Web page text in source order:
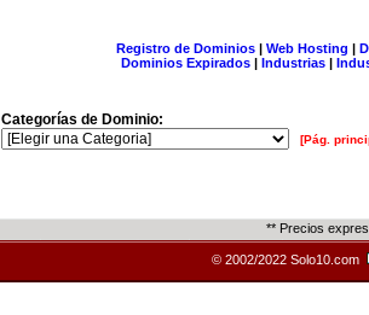
Registro de Dominios| Web Hosting |
Dominios Expirados | Industrias |
Categorías de Dominio:
[Pág.
** Precios
© 2002/2022 Solo10.com